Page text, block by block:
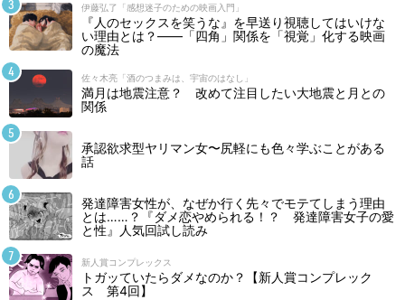
伊藤弘了「感想迷子のための映画入門」
『人のセックスを笑うな』を早送り視聴してはいけな
い理由とは？――「四角」関係を「視覚」化する映画
の魔法
佐々木亮「酒のつまみは、宇宙のはなし」
満月は地震注意？ 改めて注目したい大地震と月との
関係
承認欲求型ヤリマン女〜尻軽にも色々学ぶことがある
話
発達障害女性が、なぜか行く先々でモテてしまう理由
とは……？『ダメ恋やめられる！？ 発達障害女子の愛
と性』人気回試し読み
新人賞コンプレックス
トガッていたらダメなのか？【新人賞コンプレック
ス 第4回】